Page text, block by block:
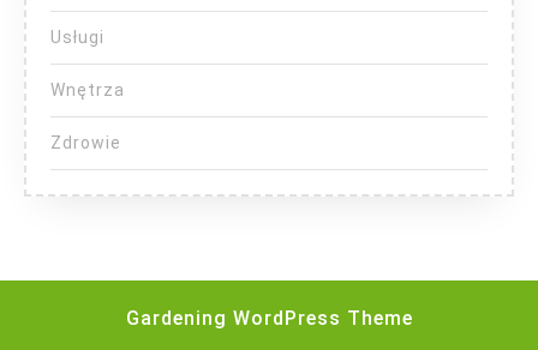
Usługi
Wnętrza
Zdrowie
Gardening WordPress Theme